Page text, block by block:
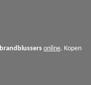
brandblussers online. Kopen